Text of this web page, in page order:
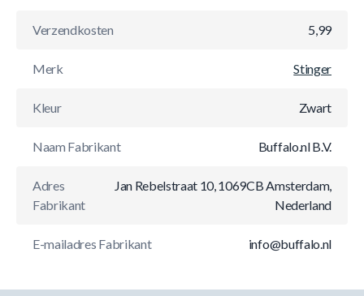
Verzendkosten 5,99
Merk Stinger
Kleur Zwart
Naam Fabrikant Buffalo.nl B.V.
Adres
Fabrikant
Jan Rebelstraat 10, 1069CB Amsterdam,
Nederland
E-mailadres Fabrikant info@buffalo.nl